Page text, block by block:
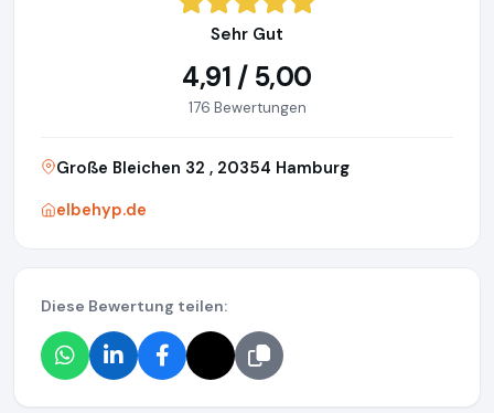
Sehr Gut
4,91 / 5,00
176 Bewertungen
Große Bleichen 32 , 20354 Hamburg
elbehyp.de
Diese Bewertung teilen: